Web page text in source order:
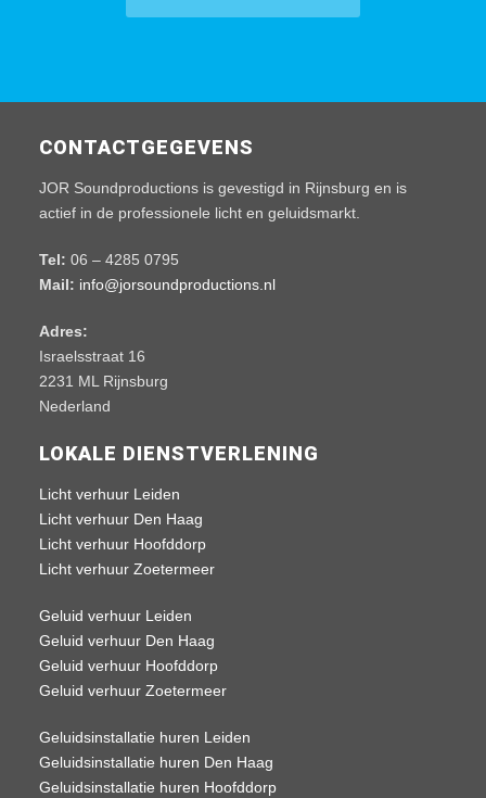
CONTACTGEGEVENS
JOR Soundproductions is gevestigd in Rijnsburg en is
actief in de professionele licht en geluidsmarkt.
Tel: 06 – 4285 0795
Mail: info@jorsoundproductions.nl
Adres:
Israelsstraat 16
2231 ML Rijnsburg
Nederland
LOKALE DIENSTVERLENING
Licht verhuur Leiden
Licht verhuur Den Haag
Licht verhuur Hoofddorp
Licht verhuur Zoetermeer
Geluid verhuur Leiden
Geluid verhuur Den Haag
Geluid verhuur Hoofddorp
Geluid verhuur Zoetermeer
Geluidsinstallatie huren Leiden
Geluidsinstallatie huren Den Haag
Geluidsinstallatie huren Hoofddorp